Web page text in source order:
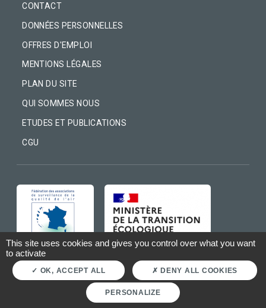
CONTACT
DONNÉES PERSONNELLES
OFFRES D'EMPLOI
MENTIONS LÉGALES
PLAN DU SITE
QUI SOMMES NOUS
ETUDES ET PUBLICATIONS
CGU
IMAGE IMAGE
This site uses cookies and gives you control over what you want
to activate
OK, ACCEPT ALL DENY ALL COOKIES
PERSONALIZE